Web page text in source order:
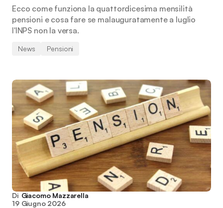
Ecco come funziona la quattordicesima mensilità
pensioni e cosa fare se malauguratamente a luglio
l'INPS non la versa.
News Pensioni
Di Giacomo Mazzarella
19 Giugno 2026